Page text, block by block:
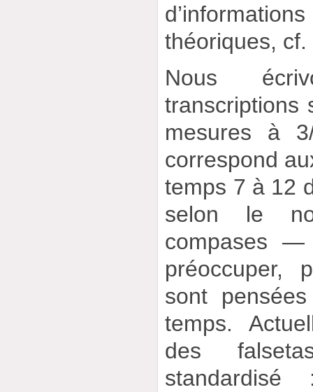
théoriques, cf.
Nous
transcriptions
mesures à
correspond
temps 7 à 12
selon le
compases
préoccuper,
sont
temps.
des